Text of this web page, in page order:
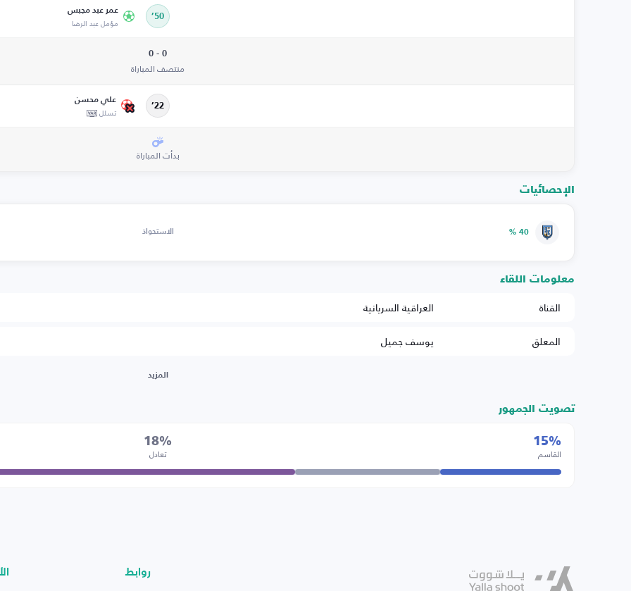
50’
عمر عبد مجبس
مؤمل عبد الرضا
0 - 0
منتصف المباراة
22’
علي محسن
تسلل
بدأت المباراة
الإحصائيات
40 % الاستحواذ
معلومات اللقاء
القناة
العراقية السريانية
المعلق
يوسف جميل
المزيد
تصويت الجمهور
15%
القاسم
18%
تعادل
روابط